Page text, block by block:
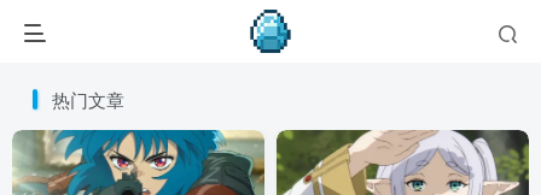
热门文章